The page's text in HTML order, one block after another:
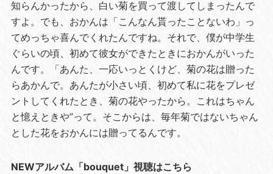
知らんかったから、白い菊を買って渡してしまったんで
すよ。でも、おかんは「こんなん貰ったことないわ」っ
てめっちゃ喜んでくれたんですね。それで、僕が中学生
ぐらいの頃、初めて彼女ができたときにおかんがいった
んです。「あんた、一応いっとくけど、菊の花は贈った
らあかんで。あんたが小さい頃、初めて私に花をプレゼ
ントしてくれたとき、菊の花やったから。これはちゃん
と憶えときや”って。そこからは、毎年菊ではないちゃん
とした花をおかんには贈ってるんです。
NEWアルバム「bouquet」視聴はこちら